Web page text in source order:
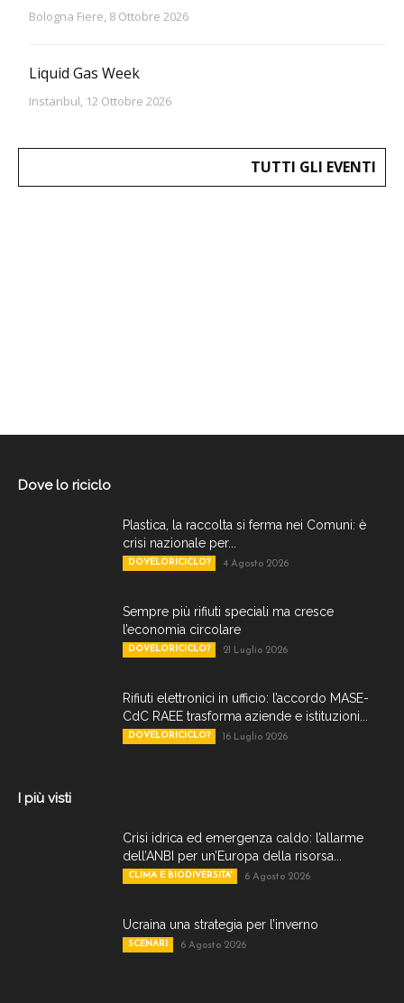
Bologna Fiere, 8 Ottobre 2026
Liquid Gas Week
Instanbul, 12 Ottobre 2026
TUTTI GLI EVENTI
Dove lo riciclo
Plastica, la raccolta si ferma nei Comuni: è
crisi nazionale per...
DOVELORICICLO? 4 Agosto 2026
Sempre più rifiuti speciali ma cresce
l’economia circolare
DOVELORICICLO? 21 Luglio 2026
Rifiuti elettronici in ufficio: l’accordo MASE-
CdC RAEE trasforma aziende e istituzioni...
DOVELORICICLO? 16 Luglio 2026
I più visti
Crisi idrica ed emergenza caldo: l’allarme
dell’ANBI per un’Europa della risorsa...
CLIMA E BIODIVERSITA' 6 Agosto 2026
Ucraina una strategia per l’inverno
SCENARI 6 Agosto 2026